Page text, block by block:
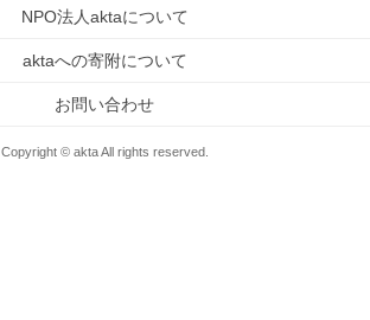
NPO法人aktaについて
aktaへの寄附について
お問い合わせ
Copyright © akta All rights reserved.